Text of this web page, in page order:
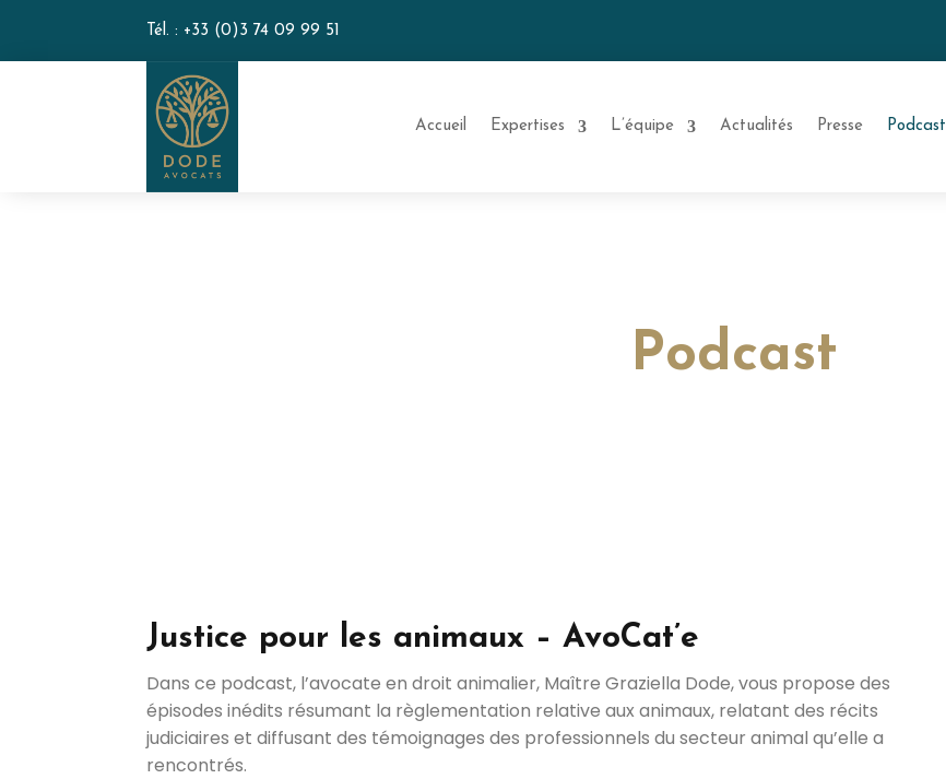
Tél. : +33 (0)3 74 09 99 51
Accueil Expertises L’équipe Actualités Presse Podcast
Podcast
Justice pour les animaux – AvoCat’e
Dans ce podcast, l’avocate en droit animalier, Maître Graziella Dode, vous propose des
épisodes inédits résumant la règlementation relative aux animaux, relatant des récits
judiciaires et diffusant des témoignages des professionnels du secteur animal qu’elle a
rencontrés.